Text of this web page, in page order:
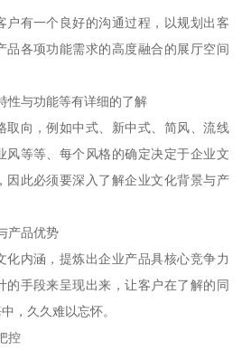
户有一个良好的沟通过程，以规划出客
品各项功能需求的高度融合的展厅空间
性与功能等有详细的了解
取向，例如中式、新中式、简风、流线
风等等、每个风格的确定决定于企业文
因此必须要深入了解企业文化背景与产
产品优势
化内涵，提炼出企业产品具核心竞争力
的手段来呈现出来，让客户在了解的同
，久久难以忘怀。
控